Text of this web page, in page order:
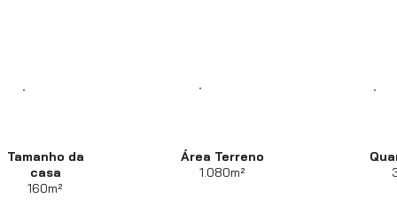
Tamanho da
casa
160m²
Área Terreno
1.080m²